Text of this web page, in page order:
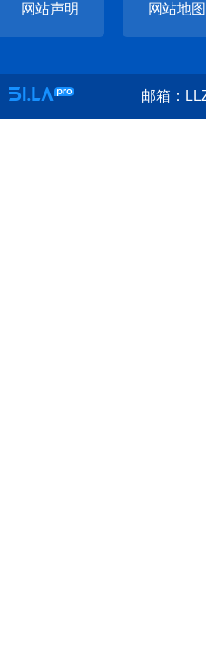
网站声明 网站地图
邮箱：